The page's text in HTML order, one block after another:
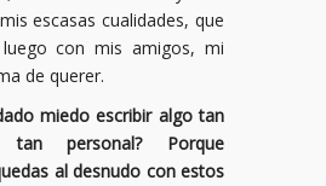
escasas cualidades, que
con mis amigos, mi
de querer.
miedo escribir algo tan
personal? Porque
al desnudo con estos